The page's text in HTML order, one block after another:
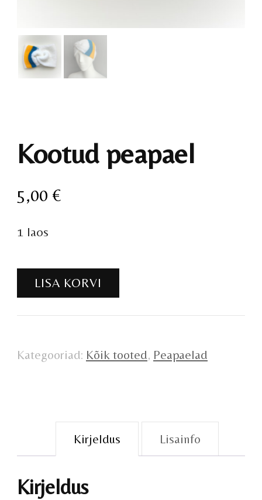
Kootud peapael
5,00 €
1 laos
peapael
LISA KORVI
Kategooriad: Kõik tooted, Peapaelad
Kirjeldus Lisainfo
Kirjeldus